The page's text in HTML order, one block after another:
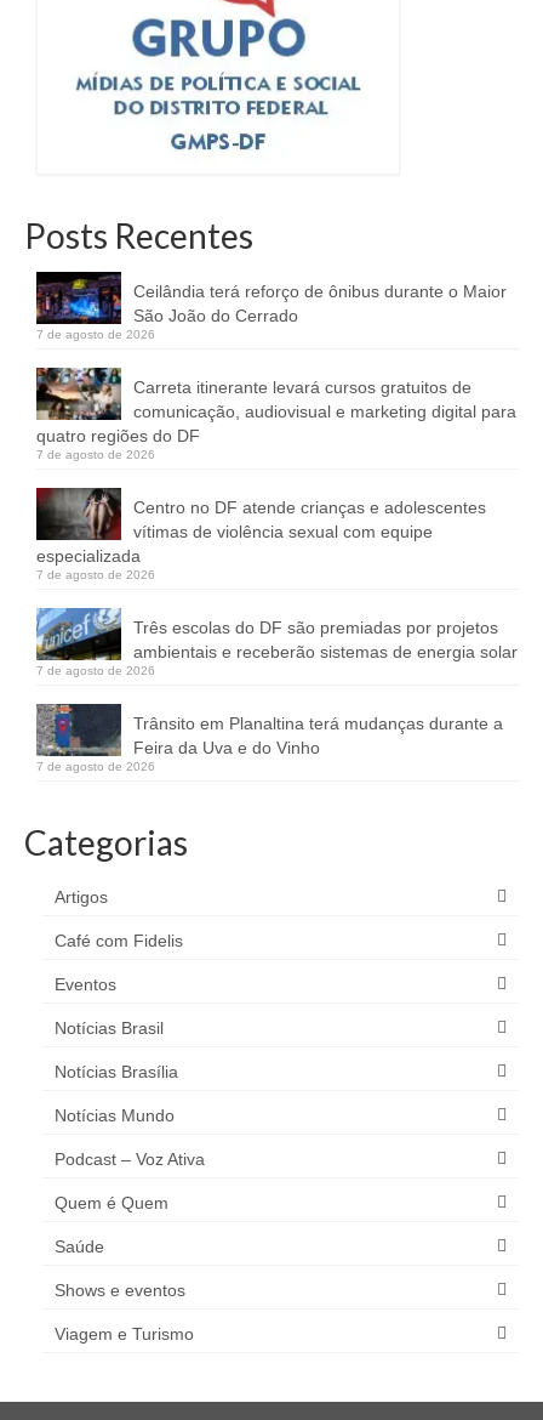
Posts Recentes
Ceilândia terá reforço de ônibus durante o Maior
São João do Cerrado
7 de agosto de 2026
Carreta itinerante levará cursos gratuitos de
comunicação, audiovisual e marketing digital para
quatro regiões do DF
7 de agosto de 2026
Centro no DF atende crianças e adolescentes
vítimas de violência sexual com equipe
especializada
7 de agosto de 2026
Três escolas do DF são premiadas por projetos
ambientais e receberão sistemas de energia solar
7 de agosto de 2026
Trânsito em Planaltina terá mudanças durante a
Feira da Uva e do Vinho
7 de agosto de 2026
Categorias
Artigos
Café com Fidelis
Eventos
Notícias Brasil
Notícias Brasília
Notícias Mundo
Podcast – Voz Ativa
Quem é Quem
Saúde
Shows e eventos
Viagem e Turismo